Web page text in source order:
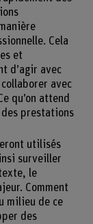
Cela
et
d’agir avec
avec
qu’on attend
prestations
utilisés
surveiller
le
Comment
milieu de ce
des